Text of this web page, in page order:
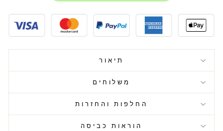
תיאור
משלוחים
החלפות והחזרות
הוראות כביסה